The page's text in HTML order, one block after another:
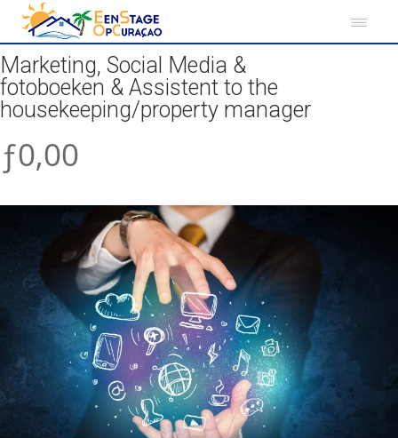
Marketing, Social Media &
fotoboeken & Assistent to the
housekeeping/property manager
ƒ0,00